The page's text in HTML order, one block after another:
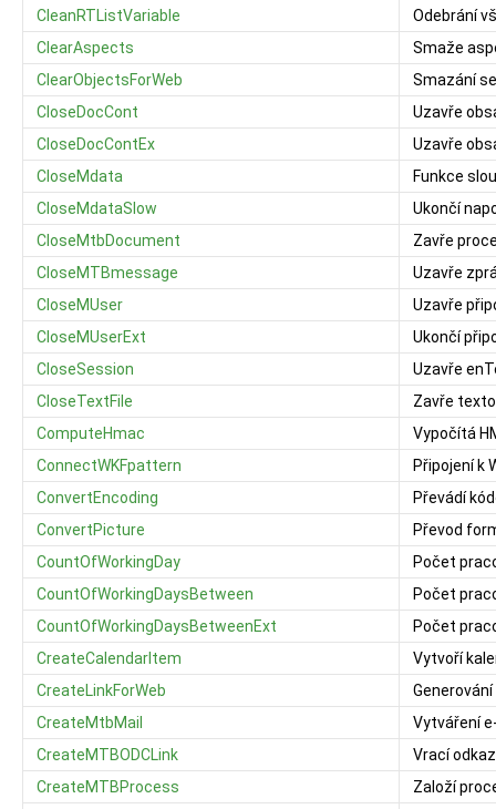
CleanRTListVariable
Odebrání
ClearAspects
Smaže
ClearObjectsForWeb
Smazání
CloseDocCont
Uzavře
CloseDocContEx
Uzavře
CloseMdata
Funkce
CloseMdataSlow
Ukončí
CloseMtbDocument
Zavře
CloseMTBmessage
Uzavře
CloseMUser
Uzavře
CloseMUserExt
Ukončí
CloseSession
Uzavře
CloseTextFile
Zavře
ComputeHmac
Vypočítá
ConnectWKFpattern
Připojení k
ConvertEncoding
Převádí
ConvertPicture
Převod
CountOfWorkingDay
Počet
CountOfWorkingDaysBetween
Počet
CountOfWorkingDaysBetweenExt
Počet
CreateCalendarItem
Vytvoří
CreateLinkForWeb
CreateMtbMail
Vytváření
CreateMTBODCLink
Vrací
CreateMTBProcess
Založí